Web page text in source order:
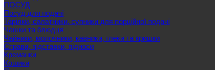
ПОСУД
Посуд для подачі
Тарілки, салатники, супники для порційної подачі
Чашки та блюдця
Чайники, молочники, кавники, глеки та кришки
Страви, підставки, підноси
Креманки
Кошики